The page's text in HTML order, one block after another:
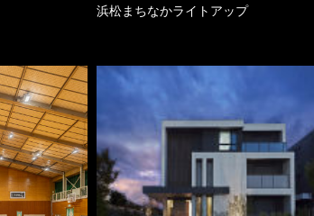
浜松まちなかライトアップ